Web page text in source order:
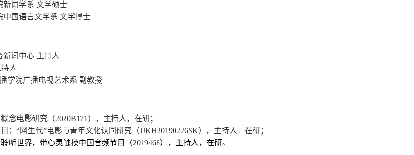
新闻学系 文学硕士
中国语言文学系 文学博士
新闻中心 主持人
人
学院广播电视艺术系 副教授
念电影研究（2020B171），主持人，在研；
：“网生代”电影与青年文化认同研究（JJKH20190226SK），主持人，在研；
听世界，带心灵触摸中国音频节目（2019468），主持人，在研。